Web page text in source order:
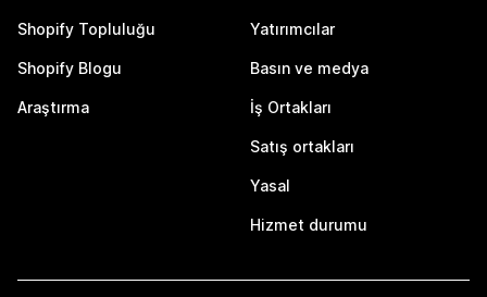
Shopify Topluluğu
Shopify Blogu
Araştırma
Yatırımcılar
Basın ve medya
İş Ortakları
Satış ortakları
Yasal
Hizmet durumu